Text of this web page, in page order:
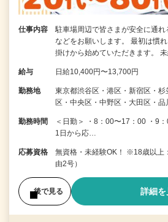
仕事内容
駐車場周辺で皆さまが安全に通
などをお願いします。 最初は慣
掛けから始めていただきます。
給与 日給10,400円〜13,700円
勤務地
東京都渋谷区・港区・新宿区・杉
区・中央区・中野区・大田区・
勤務時間
＜日勤＞ ・8：00〜17：00 ・9
1日から応…
応募資格
無資格・未経験OK！ ※18歳以上
由2号）
後で見る 詳細を